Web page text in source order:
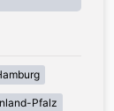
Pfalz